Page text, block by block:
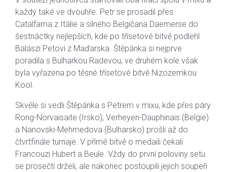
každý také ve dvouhře. Petr se prosadil přes
Catalfama z Itálie a silného Belgičana Daemerse do
šestnáctky nejlepších, kde po třísetové bitvě podlehl
Balászi Petovi z Maďarska. Štěpánka si nejprve
poradila s Bulharkou Radevou, ve druhém kole však
byla vyřazena po těsné třísetové bitvě Nizozemkou
Kool.
Skvěle si vedli Štěpánka s Petrem v mixu, kde přes páry
Rong-Norvaisaite (Irsko), Verheyen-Dauphinais (Belgie)
a Nanovski-Mehmedova (Bulharsko) prošli až do
čtvrtfinále turnaje. V přímé bitvě o medaili čekali
Francouzi Hubert a Beule. Vždy do první poloviny setu
se prosečtí drželi, ale nakonec postoupili jejich soupeři